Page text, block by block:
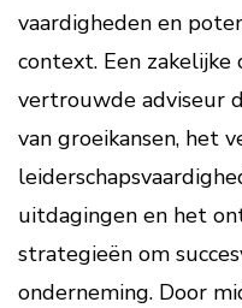
vaardigheden en
context. Een
vertrouwde adviseur
van groeikansen, het
uitdagingen en het
strategieën om
onderneming. Door